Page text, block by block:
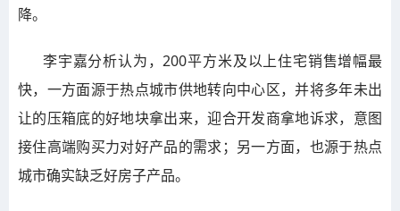
降。
李宇嘉分析认为，200平方米及以上住宅销售增幅最
快，一方面源于热点城市供地转向中心区，并将多年未出
让的压箱底的好地块拿出来，迎合开发商拿地诉求，意图
接住高端购买力对好产品的需求；另一方面，也源于热点
城市确实缺乏好房子产品。